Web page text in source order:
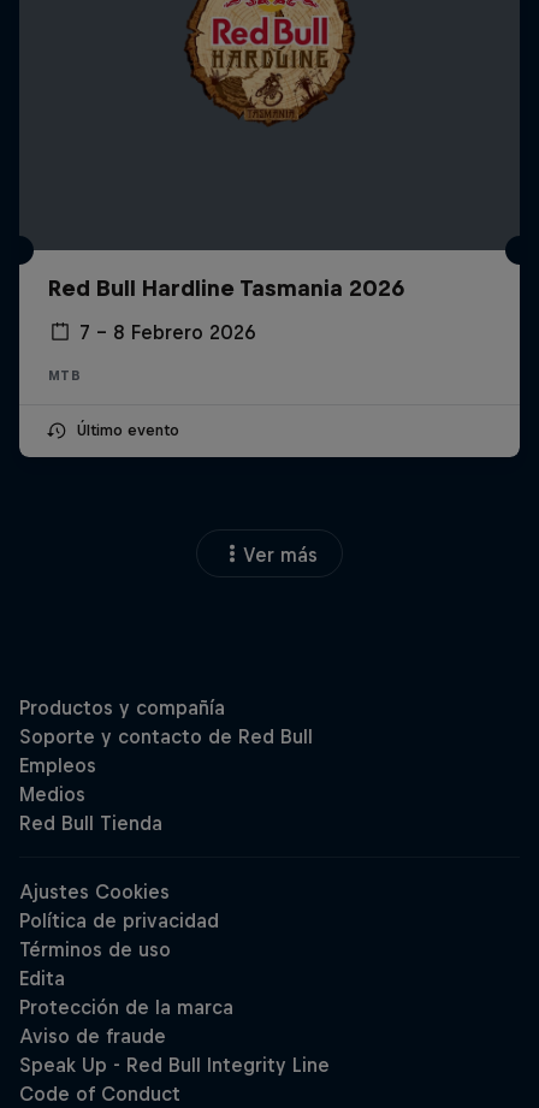
Red Bull Hardline Tasmania 2026
7 – 8 Febrero 2026
MTB
Último evento
Ver más